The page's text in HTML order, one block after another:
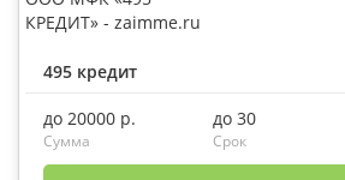
495 кредит
до 20000 р.
Сумма
до 30
Срок